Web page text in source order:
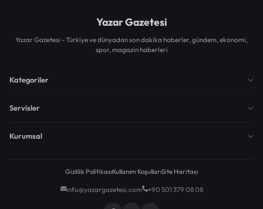
Yazar Gazetesi
Yazar Gazetesi - Türkiye ve dünyadan son dakika haberler, gündem, ekonomi,
spor, magazin haberleri
Kategoriler
Servisler
Kurumsal
Gizlilik PolitikasıKullanım KoşullarıSite Haritası
info@yazargazetesi.com +90 501 379 08 08